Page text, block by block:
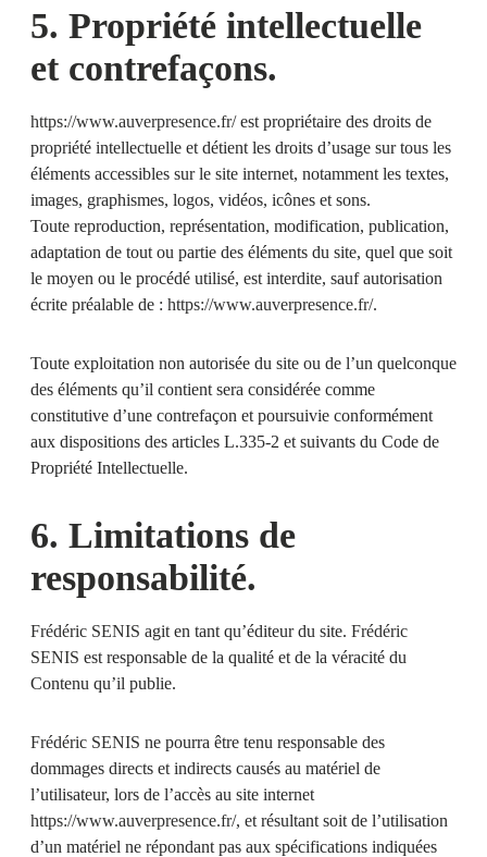
5. Propriété intellectuelle
et contrefaçons.
https://www.auverpresence.fr/est propriétaire des droits de
propriété intellectuelle et détient les droits d’usage sur tous les
éléments accessibles sur le site internet, notamment les textes,
images, graphismes, logos, vidéos, icônes et sons.
Toute reproduction, représentation, modification, publication,
adaptation de tout ou partie des éléments du site, quel que soit
le moyen ou le procédé utilisé, est interdite, sauf autorisation
écrite préalable de : https://www.auverpresence.fr/.
Toute exploitation non autorisée du site ou de l’un quelconque
des éléments qu’il contient sera considérée comme
constitutive d’une contrefaçon et poursuivie conformément
aux dispositions des articles L.335-2 et suivants du Code de
Propriété Intellectuelle.
6. Limitations de
responsabilité.
Frédéric SENIS agit en tant qu’éditeur du site. Frédéric
SENIS est responsable de la qualité et de la véracité du
Contenu qu’il publie.
Frédéric SENIS ne pourra être tenu responsable des
dommages directs et indirects causés au matériel de
l’utilisateur, lors de l’accès au site internet
https://www.auverpresence.fr/, et résultant soit de l’utilisation
d’un matériel ne répondant pas aux spécifications indiquées